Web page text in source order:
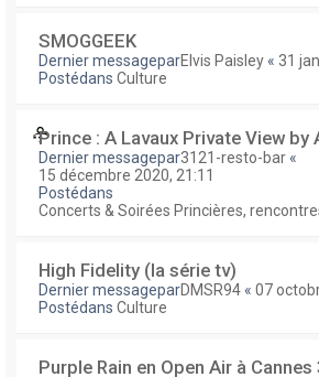
SMOGGEEK
Dernier messageparElvis Paisley « 31
Postédans Culture
Prince : A Lavaux Private View by
Dernier messagepar3121-resto-bar «
15 décembre 2020, 21:11
Postédans
Concerts & Soirées Princières,
High Fidelity (la série tv)
Dernier messageparDMSR94 « 07
Postédans Culture
Purple Rain en Open Air à